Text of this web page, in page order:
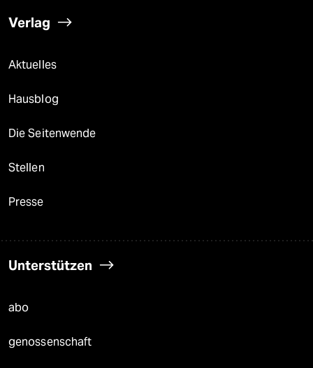
Verlag
Aktuelles
Hausblog
Die Seitenwende
Stellen
Presse
Unterstützen
abo
genossenschaft